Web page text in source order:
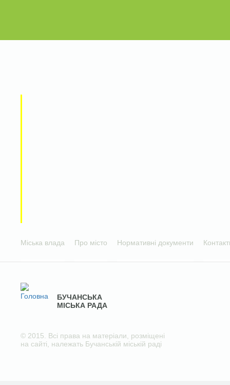
Міська влада Про місто Нормативні документи
БУЧАНСЬКА
МІСЬКА РАДА
© 2015. Всі права на матеріали, розміщені
на сайті, належать Бучанській міській раді